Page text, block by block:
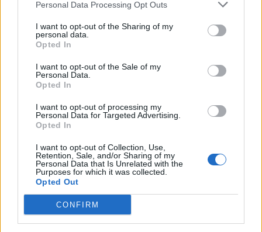
Personal Data Processing Opt Outs
I want to opt-out of the Sharing of my
personal data.
Opted In
I want to opt-out of the Sale of my
Personal Data.
Opted In
I want to opt-out of processing my
Personal Data for Targeted Advertising.
Opted In
I want to opt-out of Collection, Use,
Retention, Sale, and/or Sharing of my
Personal Data that Is Unrelated with the
Purposes for which it was collected.
Opted Out
CONFIRM
2026. augusztus 05., szerda
Elfogadta a képviselőház a
biológiai sokféleség megőrzésére
vonatkozó stratégiát